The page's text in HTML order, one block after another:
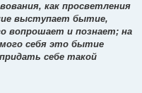
как просветления
выступает бытие,
вопрошает и познает; на
себя это бытие
себе такой